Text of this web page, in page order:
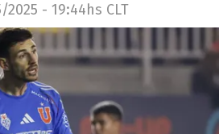
2025 - 19:44hs CLT